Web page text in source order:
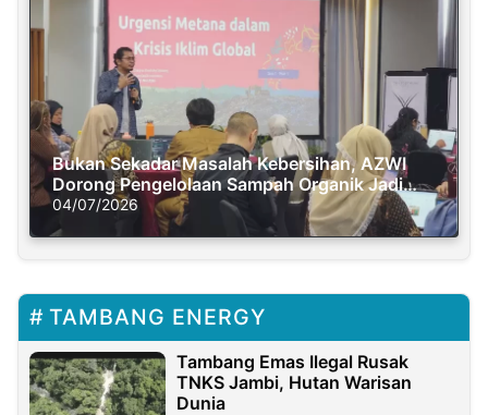
Bukan Sekadar Masalah Kebersihan, AZWI
Dorong Pengelolaan Sampah Organik Jadi
Solusi Krisis Iklim
04/07/2026
TAMBANG ENERGY
Tambang Emas Ilegal Rusak
TNKS Jambi, Hutan Warisan
Dunia